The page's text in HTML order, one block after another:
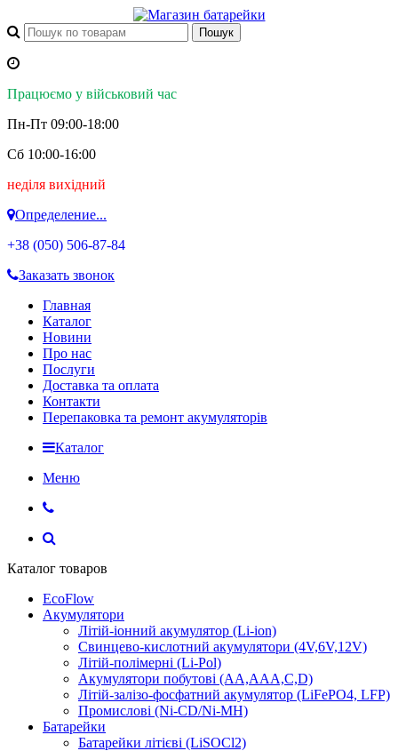
Працюємо у військовий час
Пн-Пт 09:00-18:00
Сб 10:00-16:00
неділя вихідний
Определение...
+38 (050) 506-87-84
Заказать звонок
Главная
Каталог
Новини
Про нас
Послуги
Доставка та оплата
Контакти
Перепаковка та ремонт акумуляторів
Каталог
Меню
Каталог товаров
EcoFlow
Акумулятори
Літій-іонний акумулятор (Li-ion)
Свинцево-кислотний акумулятори (4V,6V,12V)
Літій-полімерні (Li-Pol)
Акумулятори побутові (AA,AAA,C,D)
Літій-залізо-фосфатний акумулятор (LiFePO4, LFP)
Промислові (Ni-CD/Ni-MH)
Батарейки
Батарейки літієві (LiSOCl2)